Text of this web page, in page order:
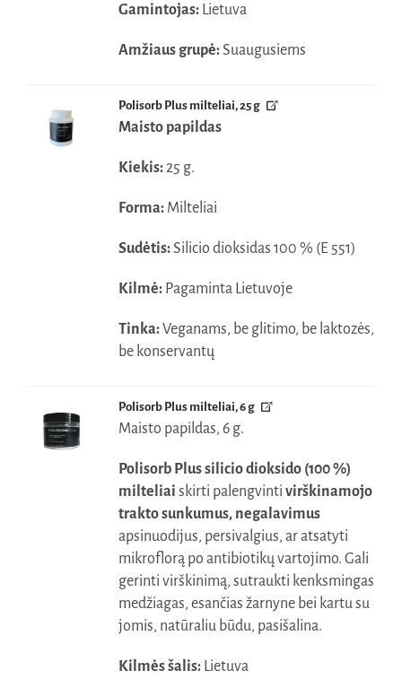
Gamintojas:Lietuva
Amžiaus grupė:Suaugusiems
Polisorb Plus milteliai, 25 g
Maisto papildas
Kiekis:25 g.
Forma:Milteliai
Sudėtis:Silicio dioksidas 100 % (E 551)
Kilmė:Pagaminta Lietuvoje
Tinka:Veganams, be glitimo, be laktozės,
be konservantų
Polisorb Plus milteliai, 6 g
Maisto papildas, 6 g.
Polisorb Plus silicio dioksido (100 %)
milteliai skirti palengvinti virškinamojo
trakto sunkumus, negalavimus
apsinuodijus, persivalgius, ar atsatyti
mikroflorą po antibiotikų vartojimo. Gali
gerinti virškinimą, sutraukti kenksmingas
medžiagas, esančias žarnyne bei kartu su
jomis, natūraliu būdu, pasišalina.
Kilmės šalis:Lietuva